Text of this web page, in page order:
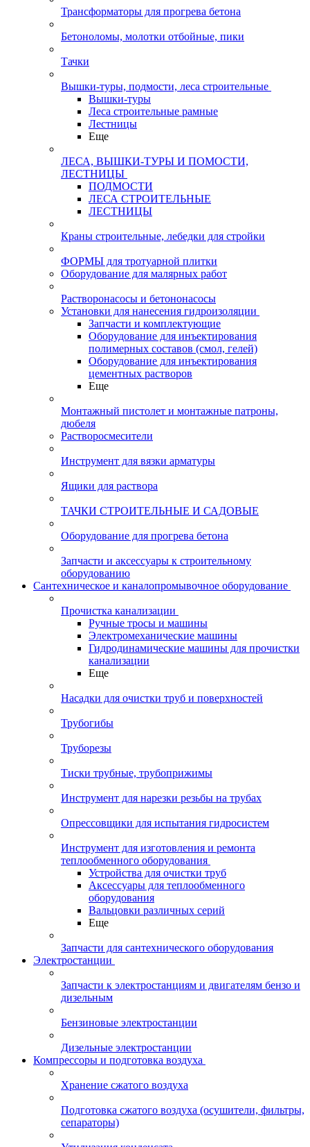
Трансформаторы для прогрева бетона
Бетоноломы, молотки отбойные, пики
Тачки
Вышки-туры, подмости, леса строительные
Вышки-туры
Леса строительные рамные
Лестницы
Еще
ЛЕСА, ВЫШКИ-ТУРЫ И ПОМОСТИ,
ЛЕСТНИЦЫ
ПОДМОСТИ
ЛЕСА СТРОИТЕЛЬНЫЕ
ЛЕСТНИЦЫ
Краны строительные, лебедки для стройки
ФОРМЫ для тротуарной плитки
Оборудование для малярных работ
Растворонасосы и бетононасосы
Установки для нанесения гидроизоляции
Запчасти и комплектующие
Оборудование для инъектирования
полимерных составов (смол, гелей)
Оборудование для инъектирования
цементных растворов
Еще
Монтажный пистолет и монтажные патроны,
дюбеля
Растворосмесители
Инструмент для вязки арматуры
Ящики для раствора
ТАЧКИ СТРОИТЕЛЬНЫЕ И САДОВЫЕ
Оборудование для прогрева бетона
Запчасти и аксессуары к строительному
оборудованию
Сантехническое и каналопромывочное оборудование
Прочистка канализации
Ручные тросы и машины
Электромеханические машины
Гидродинамические машины для прочистки
канализации
Еще
Насадки для очистки труб и поверхностей
Трубогибы
Труборезы
Тиски трубные, трубоприжимы
Инструмент для нарезки резьбы на трубах
Опрессовщики для испытания гидросистем
Инструмент для изготовления и ремонта
теплообменного оборудования
Устройства для очистки труб
Аксессуары для теплообменного
оборудования
Вальцовки различных серий
Еще
Запчасти для сантехнического оборудования
Электростанции
Запчасти к электростанциям и двигателям бензо и
дизельным
Бензиновые электростанции
Дизельные электростанции
Компрессоры и подготовка воздуха
Хранение сжатого воздуха
Подготовка сжатого воздуха (осушители, фильтры,
сепараторы)